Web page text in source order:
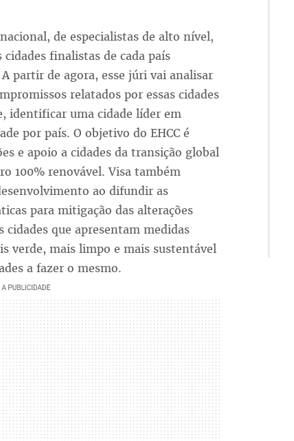
de especialistas de alto nível,
cidades finalistas de cada país
partir de agora, esse júri vai analisar
relatados por essas cidades
identificar uma cidade líder em
por país. O objetivo do EHCC é
e apoio a cidades da transição global
100% renovável. Visa também
ao difundir as
para mitigação das alterações
que apresentam medidas
verde, mais limpo e mais sustentável
a fazer o mesmo.